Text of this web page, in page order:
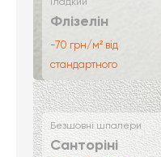
Флізелін
-70 грн/м² від
стандартного
Безшовні шпалери
Санторіні